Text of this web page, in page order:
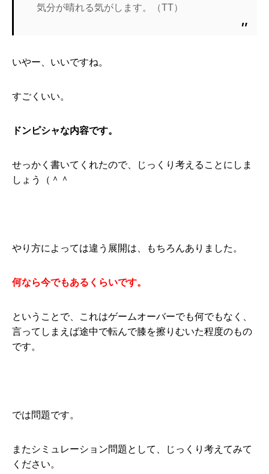
気分が晴れる気がします。（TT）
いやー、いいですね。
すごくいい。
ドンピシャな内容です。
せっかく書いてくれたので、じっくり考えることにしま
しょう（＾＾
やり方によっては違う展開は、もちろんありました。
何なら今でもあるくらいです。
ということで、これはゲームオーバーでも何でもなく、
言ってしまえば途中で転んで膝を擦りむいた程度のもの
です。
では問題です。
またシミュレーション問題として、じっくり考えてみて
ください。